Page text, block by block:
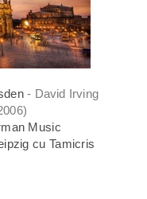
- David Irving
Music
cu Tamicris